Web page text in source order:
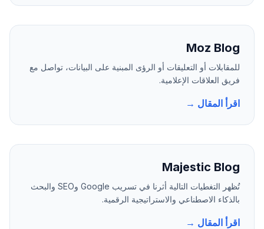
Moz Blog
للمقابلات أو التعليقات أو الرؤى المبنية على البيانات، تواصل مع
فريق العلاقات الإعلامية.
اقرأ المقال →
Majestic Blog
تُظهر التغطيات التالية أثرنا في تسريب Google وSEO والبحث
بالذكاء الاصطناعي والاستراتيجية الرقمية.
اقرأ المقال →